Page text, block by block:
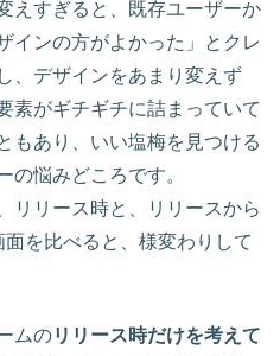
えすぎると、既存ユーザーか
インの方がよかった」とクレ
、デザインをあまり変えず
素がギチギチに詰まっていて
もあり、いい塩梅を見つける
の悩みどころです。
リリース時と、リリースから
を比べると、様変わりして
ムのリリース時だけを考えて